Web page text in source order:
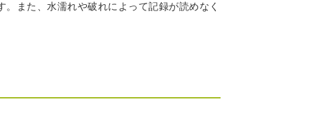
また、水濡れや破れによって記録が読めなく